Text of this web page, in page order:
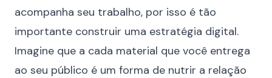
acompanha seu trabalho, por isso é tão
importante construir uma estratégia digital.
Imagine que a cada material que você entrega
ao seu público é um forma de nutrir a relação